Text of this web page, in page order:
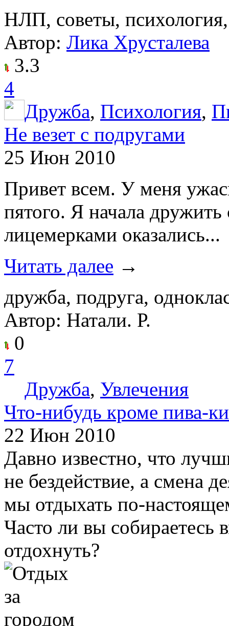
НЛП, советы,
Автор: Лика Хрусталева
3.3
4
Дружба, Психология,
Не везет с подругами
25 Июн 2010
Привет всем. У меня
пятого. Я начала
лицемерками оказались...
Читать далее →
дружба, подруга,
Автор: Натали. Р.
0
7
Дружба, Увлечения
Что-нибудь кроме пива-
22 Июн 2010
Давно известно, что
не бездействие, а смена
мы отдыхать по-
Часто ли вы собираетесь
отдохнуть?